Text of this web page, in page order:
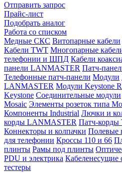
Отправить запрос
Прайс-лист
Подобрать аналог
Работа со списком
Медные СКС Витопарные кабели
Кабели TWT Многопарные
телефонии и ШПД Кабели
панели LANMASTER Патч-
Телефонные патч-панели Модули
LANMASTER Модули Keystone
Keystone Соединительные модули
Mosaic Элементы розеток типа
Компоненты Industrial Лючки и
корды LANMASTER Патч-корды
Коннекторы и колпачки Полевые
для телефонии Кроссы 110 и 66
плинты Рамы под плинты
PDU и электрика Кабеленесущие
тестеры